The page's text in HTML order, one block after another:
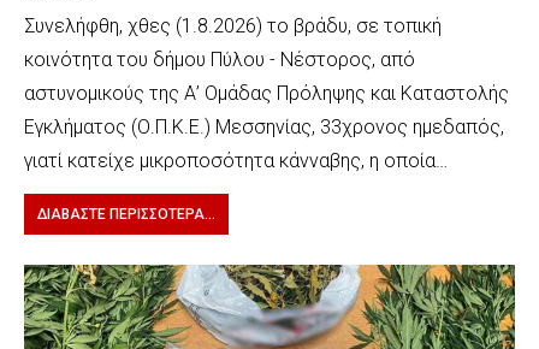
Συνελήφθη, χθες (1.8.2026) το βράδυ, σε τοπική
κοινότητα του δήμου Πύλου - Νέστορος, από
αστυνομικούς της Α’ Ομάδας Πρόληψης και Καταστολής
Εγκλήματος (Ο.Π.Κ.Ε.) Μεσσηνίας, 33χρονος ημεδαπός,
γιατί κατείχε μικροποσότητα κάνναβης, η οποία…
ΔΙΑΒΆΣΤΕ ΠΕΡΙΣΣΌΤΕΡΑ...